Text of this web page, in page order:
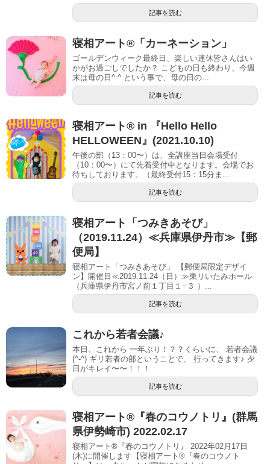
記事を読む
寝相アート®「カーネーション」
ゴールデンウィーク最終日、楽しい連休皆さんはい
かがお過ごしでしたか？ こどもの日も終わり、今週
末は母の日^ ^ という事で、母の日の...
記事を読む
寝相アート®︎ in 『Hello Hello
HELLOWEEN』(2021.10.10)
午後の部（13：00〜）は、全講座当日会場受付
（10：00〜）にて先着受付中となります。会場でお
待ちしております。（最終受付15：15分ま...
記事を読む
寝相アート「つみきあそび」
（2019.11.24）≪兵庫県伊丹市≫【郵
便局】
寝相アート「つみきあそび」 【郵便局限定デザイ
ン】開催日≪2019.11.24（日）≫東リいたみホール
（兵庫県伊丹市宮ノ前１丁目１−３ ）...
記事を読む
これから若者会議♪
本日、これから 一年ぶり！？？くらいに、 若者会議
(^-^) ギリ若者の部ということで、 行ってきます♪ 夕
日がキレイ〜〜！！！
記事を読む
寝相アート®︎『春のコウノトリ』(群馬
県伊勢崎市) 2022.02.17
寝相アート®『春のコウノトリ』 2022年02月17日
(木)に開催します【寝相アート®︎『春のコウノト